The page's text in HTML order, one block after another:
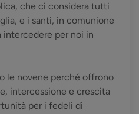
che ci considera tutti
e i santi, in comunione
per noi in
le novene perché offrono
intercessione e crescita
per i fedeli di